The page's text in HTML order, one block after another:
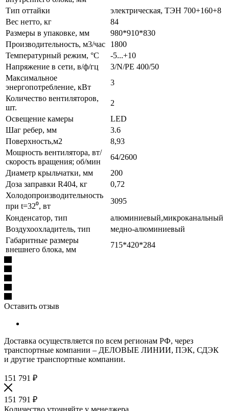
Тип оттайки
электрическая, ТЭН 700+160+8
Вес нетто, кг
84
Размеры в упаковке, мм
980*910*830
Производительность, м3/час
1800
Температурный режим, °С
-5...+10
Напряжение в сети, в/ф/гц
3/N/PE 400/50
Maксимальное
энергопотребление, кВт
3
Количество вентиляторов,
шт.
2
Освещение камеры
LED
Шаг ребер, мм
3.6
Поверхность,м2
8,93
Мощность вентилятора, вт/
скорость вращения; об/мин
64/2600
Диаметр крыльчатки, мм
200
Доза заправки R404, кг
0,72
Холодопроизводительность
при t=32⁰, вт
3095
Конденсатор, тип
алюминиевый,микроканальный
Воздухоохладитель, тип
медно-алюминиевый
Габаритные размеры
внешнего блока, мм
715*420*284
Оставить отзыв
Доставка осуществляется по всем регионам РФ, через
транспортные компании – ДЕЛОВЫЕ ЛИНИИ, ПЭК, СДЭК
и другие транспортные компании.
151 791 ₽
151 791 ₽
Количество уточняйте у менеджера